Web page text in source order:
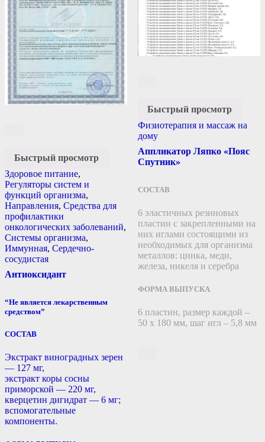
Быстрый просмотр
Здоровое питание,
Регуляторы систем и
функций организма,
Направления, Средства для
профилактики
онкологических заболеваний,
Системы организма,
Иммунная, Сердечно-
сосудистая
Антиоксидант
“Не является лекарственным
средством”
СОСТАВ
Экстракт виноградных зерен
— 127 мг,
экстракт коры сосны
приморской — 220 мг,
кверцетин дигидрат — 6 мг;
вспомогательные
компоненты.
Быстрый просмотр
Физиотерапия и массаж на
дому
Аппликатор Ляпко «Пояс
Спутник»
СОСТАВ
6 эластичных резиновых
пластин с закрепленными на
них иглами состоящими из
необходимых для организма
металлов: цинка, меди,
железа, никеля и серебра
ФОРМА ВЫПУСКА
6 пластин, размер каждой –
50 х 180 мм, шаг игл – 5,8 мм